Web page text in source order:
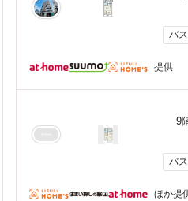
バ
提供
9
バ
ほか提